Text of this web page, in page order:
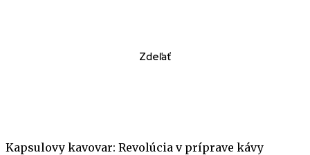
Zdeľať
Kapsulovy kavovar: Revolúcia v príprave kávy